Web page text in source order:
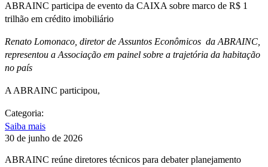
ABRAINC participa de evento da CAIXA sobre marco de R$ 1
trilhão em crédito imobiliário
Renato Lomonaco, diretor de Assuntos Econômicos da ABRAINC,
representou a Associação em painel sobre a trajetória da habitação
no país
A ABRAINC participou,
Categoria:
Saiba mais
30 de junho de 2026
ABRAINC reúne diretores técnicos para debater planejamento